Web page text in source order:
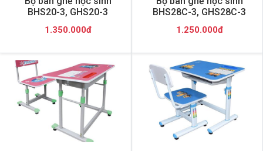
BHS20-3, GHS20-3
1.350.000đ
BHS28C-3, GHS28C-3
1.250.000đ